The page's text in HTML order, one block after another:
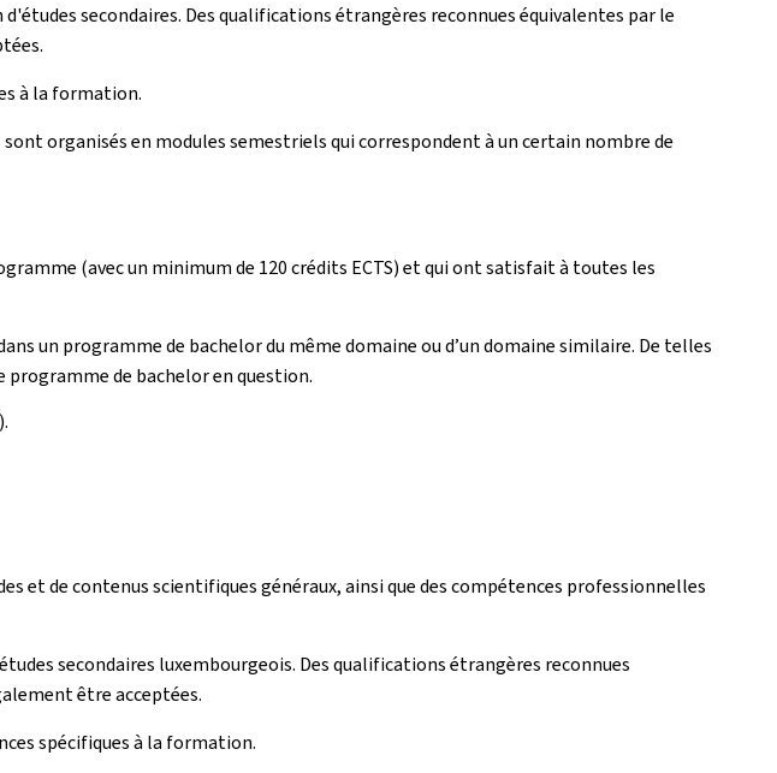
secondaires. Des qualifications étrangères reconnues équivalentes par le
à la formation.
organisés en modules semestriels qui correspondent à un certain nombre de
(avec un minimum de 120 crédits ECTS) et qui ont satisfait à toutes les
un programme de bachelor du même domaine ou d’un domaine similaire. De telles
programme de bachelor en question.
et de contenus scientifiques généraux, ainsi que des compétences professionnelles
secondaires luxembourgeois. Des qualifications étrangères reconnues
être acceptées.
spécifiques à la formation.